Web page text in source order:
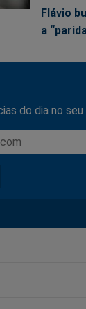
Flávio
a
do dia no seu